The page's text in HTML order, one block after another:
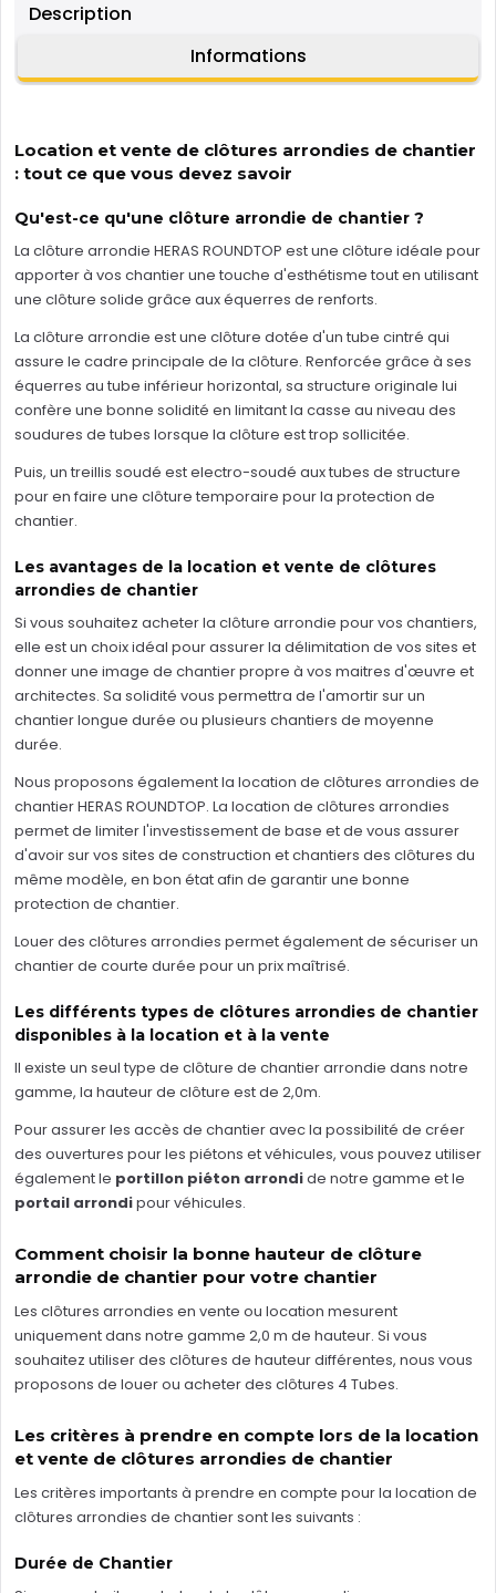
Description
Informations
Location et vente de clôtures arrondies de chantier
: tout ce que vous devez savoir
Qu'est-ce qu'une clôture arrondie de chantier ?
La clôture arrondie HERAS ROUNDTOP est une clôture idéale pour
apporter à vos chantier une touche d'esthétisme tout en utilisant
une clôture solide grâce aux équerres de renforts.
La clôture arrondie est une clôture dotée d'un tube cintré qui
assure le cadre principale de la clôture. Renforcée grâce à ses
équerres au tube inférieur horizontal, sa structure originale lui
confère une bonne solidité en limitant la casse au niveau des
soudures de tubes lorsque la clôture est trop sollicitée.
Puis, un treillis soudé est electro-soudé aux tubes de structure
pour en faire une clôture temporaire pour la protection de
chantier.
Les avantages de la location et vente de clôtures
arrondies de chantier
Si vous souhaitez acheter la clôture arrondie pour vos chantiers,
elle est un choix idéal pour assurer la délimitation de vos sites et
donner une image de chantier propre à vos maitres d'œuvre et
architectes. Sa solidité vous permettra de l'amortir sur un
chantier longue durée ou plusieurs chantiers de moyenne
durée.
Nous proposons également la location de clôtures arrondies de
chantier HERAS ROUNDTOP. La location de clôtures arrondies
permet de limiter l'investissement de base et de vous assurer
d'avoir sur vos sites de construction et chantiers des clôtures du
même modèle, en bon état afin de garantir une bonne
protection de chantier.
Louer des clôtures arrondies permet également de sécuriser un
chantier de courte durée pour un prix maîtrisé.
Les différents types de clôtures arrondies de chantier
disponibles à la location et à la vente
Il existe un seul type de clôture de chantier arrondie dans notre
gamme, la hauteur de clôture est de 2,0m.
Pour assurer les accès de chantier avec la possibilité de créer
des ouvertures pour les piétons et véhicules, vous pouvez utiliser
également le portillon piéton arrondide notre gamme et le
portail arrondipour véhicules.
Comment choisir la bonne hauteur de clôture
arrondie de chantier pour votre chantier
Les clôtures arrondies en vente ou location mesurent
uniquement dans notre gamme 2,0 m de hauteur. Si vous
souhaitez utiliser des clôtures de hauteur différentes, nous vous
proposons de louer ou acheter des clôtures 4 Tubes.
Les critères à prendre en compte lors de la location
et vente de clôtures arrondies de chantier
Les critères importants à prendre en compte pour la location de
clôtures arrondies de chantier sont les suivants :
Durée de Chantier